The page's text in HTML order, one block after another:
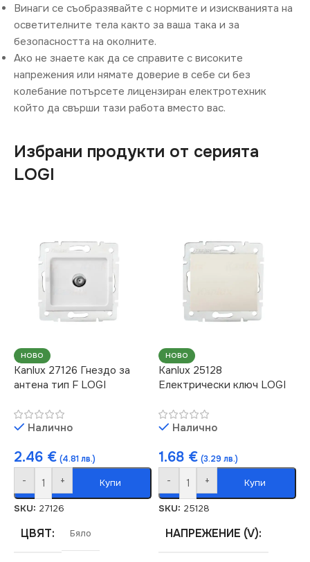
Винаги се съобразявайте с нормите и изискванията на
осветителните тела както за ваша така и за
безопасността на околните.
Ако не знаете как да се справите с високите
напрежения или нямате доверие в себе си без
колебание потърсете лицензиран електротехник
който да свърши тази работа вместо вас.
Избрани продукти от серията
LOGI
НОВО
Kanlux 27126 Гнездо за
антена тип F LOGI
Налично
2.46 € (4.81 лв.)
- + Купи
SKU: 27126
ЦВЯТ Бяло
НОВО
Kanlux 25128
Електрически ключ LOGI
Налично
1.68 € (3.29 лв.)
- + Купи
SKU: 25128
НАПРЕЖЕНИЕ (V)